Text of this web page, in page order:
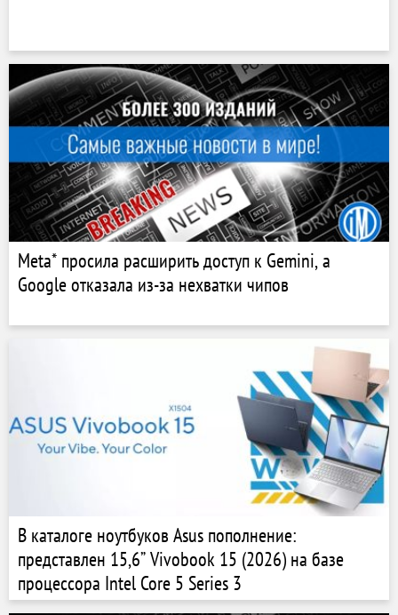
Meta* просила расширить доступ к Gemini, а
Google отказала из-за нехватки чипов
В каталоге ноутбуков Asus пополнение:
представлен 15,6” Vivobook 15 (2026) на базе
процессора Intel Core 5 Series 3